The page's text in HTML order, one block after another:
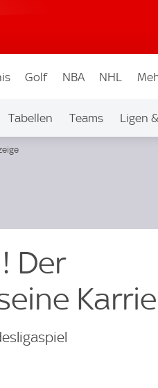
Golf NBA NHL
Tabellen Teams Ligen
Der